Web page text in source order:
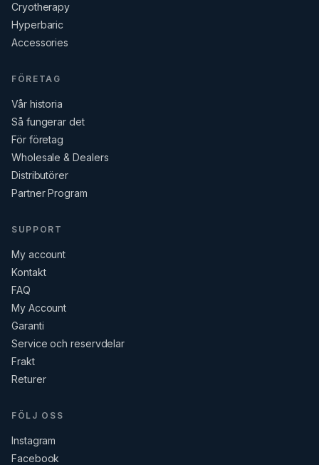
Cryotherapy
Hyperbaric
Accessories
FÖRETAG
Vår historia
Så fungerar det
För företag
Wholesale & Dealers
Distributörer
Partner Program
SUPPORT
My account
Kontakt
FAQ
My Account
Garanti
Service och reservdelar
Frakt
Returer
FÖLJ OSS
Instagram
Facebook